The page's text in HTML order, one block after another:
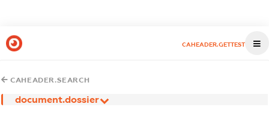
CAHEADER.GETTEST
CAHEADER.SEARCH
document.dossier